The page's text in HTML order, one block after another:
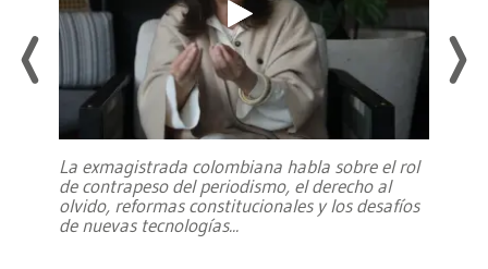
La exmagistrada colombiana habla sobre el rol
de contrapeso del periodismo, el derecho al
olvido, reformas constitucionales y los desafíos
de nuevas tecnologías...